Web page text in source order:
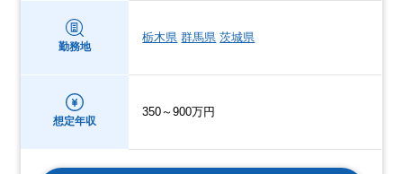
勤務地
栃木県 群馬県 茨城県
想定年収
350～900万円